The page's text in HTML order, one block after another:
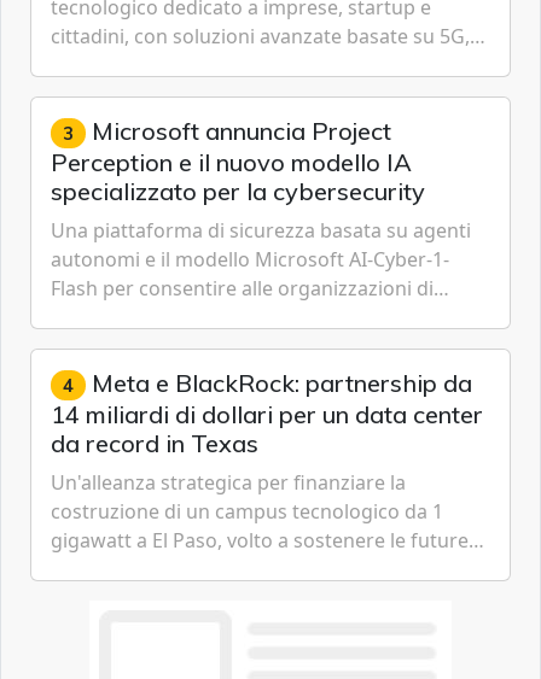
tecnologico dedicato a imprese, startup e
cittadini, con soluzioni avanzate basate su 5G,
Cybersecurity.
3 Microsoft annuncia Project
Perception e il nuovo modello IA
specializzato per la cybersecurity
Una piattaforma di sicurezza basata su agenti
autonomi e il modello Microsoft AI-Cyber-1-
Flash per consentire alle organizzazioni di
gestione continua del rischio.
4 Meta e BlackRock: partnership da
14 miliardi di dollari per un data center
da record in Texas
Un'alleanza strategica per finanziare la
costruzione di un campus tecnologico da 1
gigawatt a El Paso, volto a sostenere le future